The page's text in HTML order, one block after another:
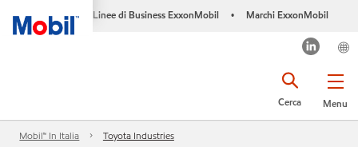
Linee di Business ExxonMobil • Marchi ExxonMobil
Menu
Cerca
Mobil™ In Italia Toyota Industries